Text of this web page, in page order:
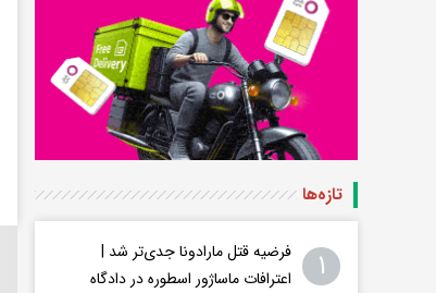
تازه‌ها
۱
فرضیه قتل مارادونا جدی‌تر شد |
اعترافات ماساژور اسطوره در دادگاه